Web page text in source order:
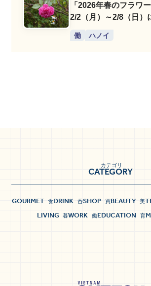
「2026年春のフラワ
2/2（月）～2/8（日）
働 ハノイ
CATEGORY
カテゴリ
GOURMET 食DRINK 呑SHOP 買BEAUTY 美
LIVING 暮WORK 働EDUCATION 育